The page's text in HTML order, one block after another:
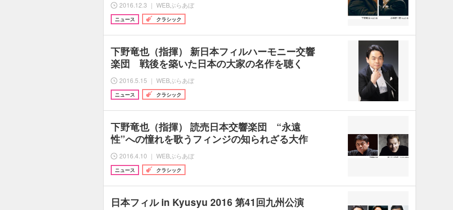
2016.12.3 ｜ WEBぶらあぼ
ニュース クラシック
下野竜也（指揮） 新日本フィルハーモニー交響
楽団 戦後を築いた日本の大家の名作を聴く
2016.5.15 ｜ WEBぶらあぼ
ニュース クラシック
下野竜也（指揮） 読売日本交響楽団 “永遠
性”への憧れを歌うフィンジの知られざる大作
2016.4.10 ｜ WEBぶらあぼ
ニュース クラシック
日本フィル in Kyusyu 2016 第41回九州公演